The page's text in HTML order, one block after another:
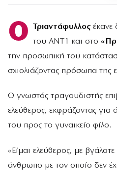
Ο Τριαντάφυλλοςέκανε
του ANT1 και στο
την προσωπική του
σχιολιάζοντας πρόσωπα της
Ο γνωστός τραγουδιστής
ελεύθερος, εκφράζοντας για
του προς το γυναικείο φίλο.
«Είμαι ελεύθερος, με
άνθρωπο με τον οποίο δεν